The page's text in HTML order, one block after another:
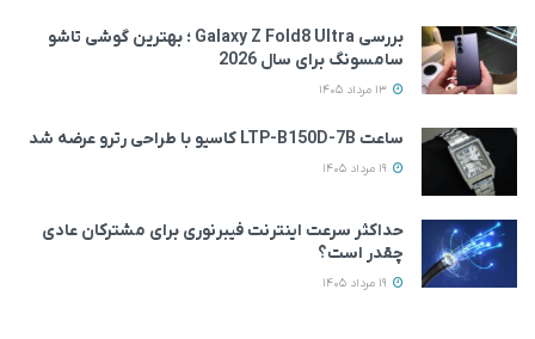
بررسی Galaxy Z Fold8 Ultra ؛ بهترین گوشی تاشو
سامسونگ برای سال 2026
ساعت LTP-B150D-7B کاسیو با طراحی رترو عرضه شد
حداکثر سرعت اینترنت فیبرنوری برای مشترکان عادی
چقدر است؟